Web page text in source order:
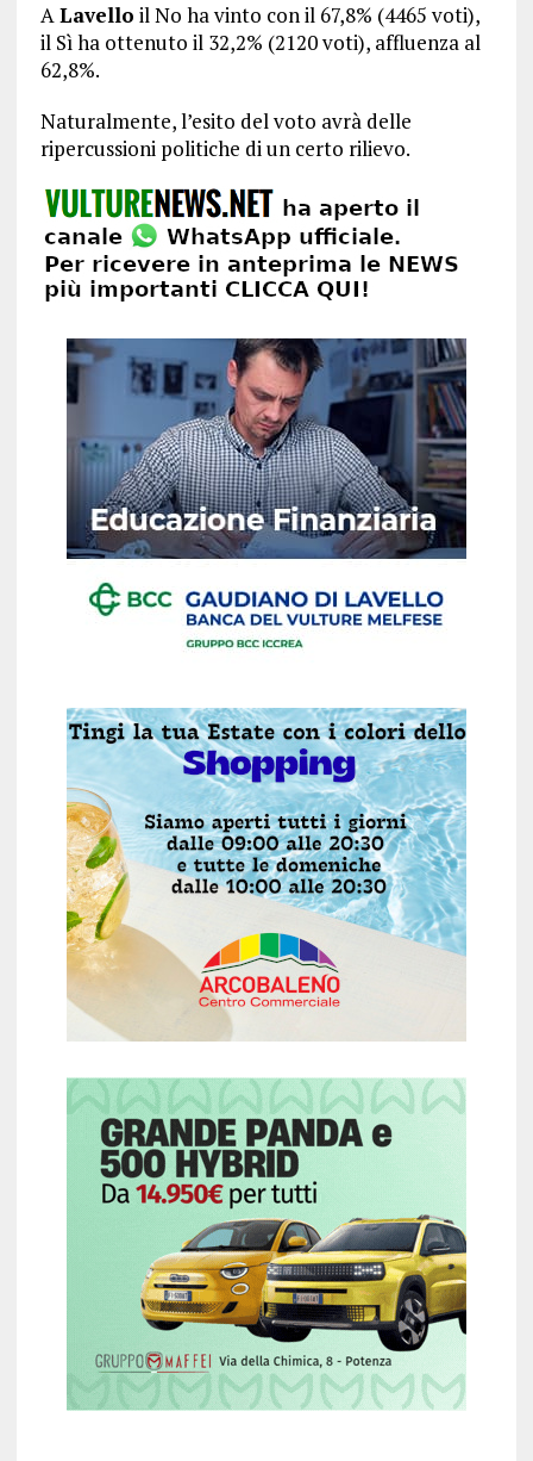
ALavello il No ha vinto con il 67,8% (4465 voti),
il Sì ha ottenuto il 32,2% (2120 voti), affluenza al
62,8%.
Naturalmente, l’esito del voto avrà delle
ripercussioni politiche di un certo rilievo.